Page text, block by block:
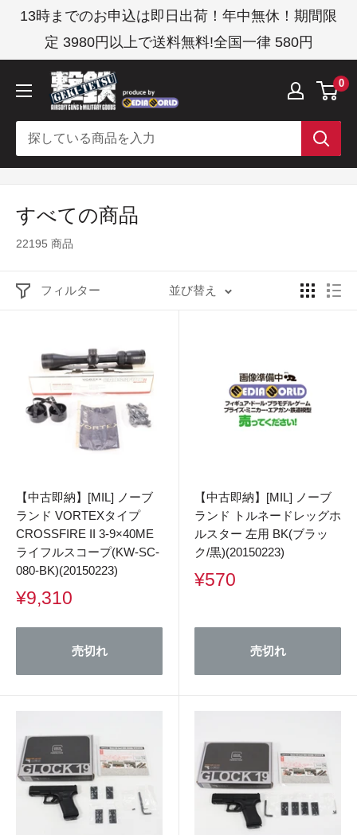
キ
13時までのお申込は即日出荷！年中無休！期間限
定 3980円以上で送料無料!全国一律 580円
撃
鉄
0
すべての商品
22195 商品
フィルター 並び替え
【中古即納】[MIL] ノーブ
ランド VORTEXタイプ
CROSSFIRE II 3-9×40ME
ライフルスコープ(KW-SC-
080-BK)(20150223)
販
価
¥9,310
売切れ
【中古即納】[MIL] ノーブ
ランド トルネードレッグホ
ルスター 左用 BK(ブラッ
ク/黒)(20150223)
販
格
¥570
売切れ